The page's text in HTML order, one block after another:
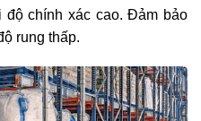
chính xác cao. Đảm bảo
rung thấp.